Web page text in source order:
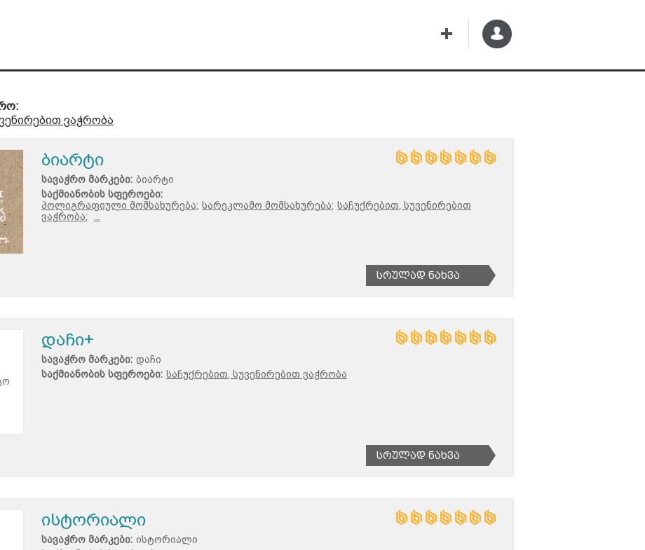
ვაჭრობა
ბიარტი
სავაჭრო მარკები: ბიარტი
საქმიანობის სფეროები:
პოლიგრაფიული მომსახურება; სარეკლამო მომსახურება; საჩუქრებით, სუვენირებით
ვაჭრობა;
Სრულად Ნახვა
დაჩი+
სავაჭრო მარკები: დაჩი
საქმიანობის სფეროები: საჩუქრებით, სუვენირებით ვაჭრობა
Სრულად Ნახვა
ისტორიალი
სავაჭრო მარკები: ისტორიალი